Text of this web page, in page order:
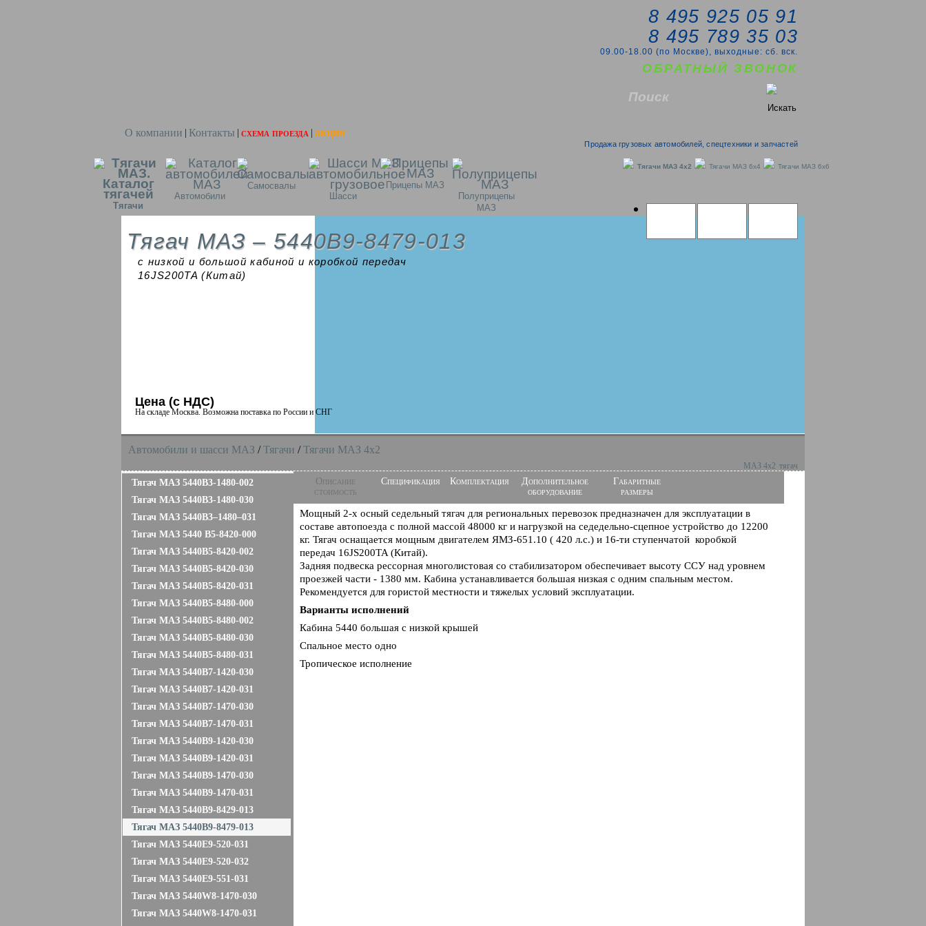
О компании Контакты схема проезда акции
8 495 925 05 91
8 495 789 35 03
09.00-18.00 (по Москве), выходные: сб. вск.
ОБРАТНЫЙ ЗВОНОК
Продажа грузовых автомобилей, спецтехники и запчастей
Тягачи
Автомобили
Самосвалы
Шасси
Прицепы МАЗ
Полуприцепы
МАЗ
Тягачи MAЗ 4x2 Тягачи MAЗ 6x4 Тягачи MAЗ 6x6
Тягач МАЗ – 5440B9-8479-013
с низкой и большой кабиной и коробкой передач
16JS200TA (Китай)
Цена (с НДС)
На складе Москва. Возможна поставка по России и СНГ
Автомобили и шасси MAЗ /Тягачи /Тягачи MAЗ 4x2
МАЗ 4х2 тягач
Тягач МАЗ 5440B3-1480-002
Тягач МАЗ 5440B3-1480-030
Тягач МАЗ 5440B3–1480–031
Тягач МАЗ 5440 B5-8420-000
Тягач МАЗ 5440B5-8420-002
Тягач МАЗ 5440B5-8420-030
Тягач МАЗ 5440B5-8420-031
Тягач МАЗ 5440B5-8480-000
Тягач МАЗ 5440B5-8480-002
Тягач МАЗ 5440B5-8480-030
Тягач МАЗ 5440B5-8480-031
Тягач МАЗ 5440B7-1420-030
Тягач МАЗ 5440B7-1420-031
Тягач МАЗ 5440B7-1470-030
Тягач МАЗ 5440B7-1470-031
Тягач МАЗ 5440B9-1420-030
Тягач МАЗ 5440B9-1420-031
Тягач МАЗ 5440B9-1470-030
Тягач МАЗ 5440B9-1470-031
Тягач МАЗ 5440B9-8429-013
Тягач МАЗ 5440B9-8479-013
Тягач МАЗ 5440E9-520-031
Тягач МАЗ 5440E9-520-032
Тягач МАЗ 5440E9-551-031
Тягач МАЗ 5440W8-1470-030
Тягач МАЗ 5440W8-1470-031
Описание
стоимость
Спецификация Комплектация
Дополнительное
оборудование
Габаритные
размеры
Мощный 2-х осный седельный тягач для региональных перевозок предназначен для эксплуатации в
составе автопоезда с полной массой 48000 кг и нагрузкой на седедельно-сцепное устройство до 12200
кг. Тягач оснащается мощным двигателем ЯМЗ-651.10 ( 420 л.с.) и 16-ти ступенчатой коробкой
передач 16JS200TA (Китай).
Задняя подвеска рессорная многолистовая со стабилизатором обеспечивает высоту ССУ над уровнем
проезжей части - 1380 мм. Кабина устанавливается большая низкая с одним спальным местом.
Рекомендуется для гористой местности и тяжелых условий эксплуатации.
Варианты исполнений
Кабина 5440 большая с низкой крышей
Спальное место одно
Тропическое исполнение